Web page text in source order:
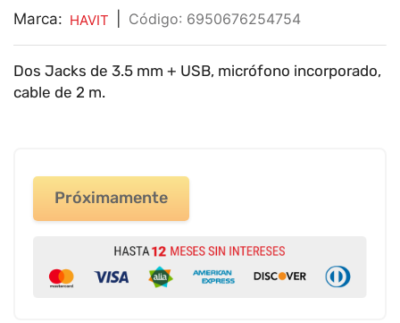
Marca: HAVIT : 6950676254754
Dos Jacks de 3.5 mm + USB, micrófono incorporado,
cable de 2 m.
Próximamente
8.
teclado
10
cuadernos